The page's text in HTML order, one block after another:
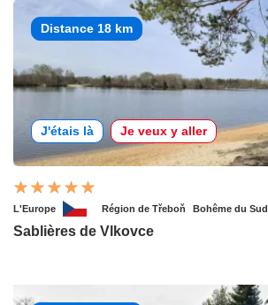
Distance 18 km
J'étais là Je veux y aller
L'Europe Région de Třeboň Bohême du Sud
Sablières de Vlkovce